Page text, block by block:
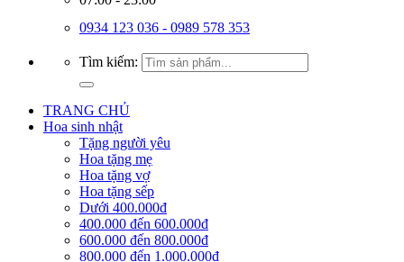
0934 123 036 - 0989 578 353
Tìm kiếm:
TRANG CHỦ
Hoa sinh nhật
Tặng người yêu
Hoa tặng mẹ
Hoa tặng vợ
Hoa tặng sếp
Dưới 400.000đ
400.000 đến 600.000đ
600.000 đến 800.000đ
800.000 đến 1.000.000đ